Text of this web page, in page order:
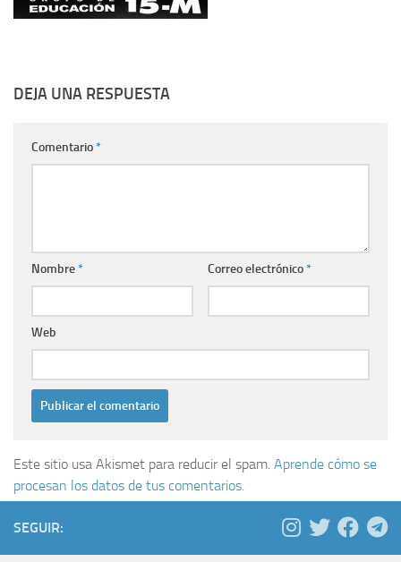
DEJA UNA RESPUESTA
Comentario*
Nombre* Correo electrónico*
Web
Este sitio usa Akismet para reducir el spam. Aprende cómo se
procesan los datos de tus comentarios.
SEGUIR: